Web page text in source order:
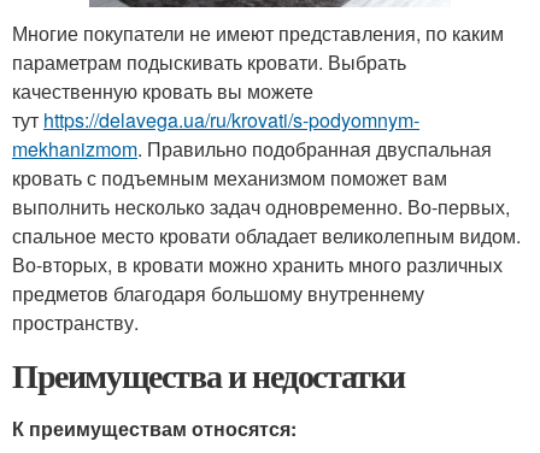
Многие покупатели не имеют представления, по каким
параметрам подыскивать кровати. Выбрать
качественную кровать вы можете
тут https://delavega.ua/ru/krovati/s-podyomnym-
mekhanizmom. Правильно подобранная двуспальная
кровать с подъемным механизмом поможет вам
выполнить несколько задач одновременно. Во-первых,
спальное место кровати обладает великолепным видом.
Во-вторых, в кровати можно хранить много различных
предметов благодаря большому внутреннему
пространству.
Преимущества и недостатки
К преимуществам относятся: